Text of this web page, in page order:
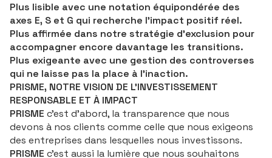
Plus lisible avec une notation équipondérée des
axes E, S et G qui recherche l’impact positif réel.
Plus affirmée dans notre stratégie d’exclusion pour
accompagner encore davantage les transitions.
Plus exigeante avec une gestion des controverses
qui ne laisse pas la place à l’inaction.
PRISME, NOTRE VISION DE L’INVESTISSEMENT
RESPONSABLE ET À IMPACT
PRISME c’est d’abord, la transparence que nous
devons à nos clients comme celle que nous exigeons
des entreprises dans lesquelles nous investissons.
PRISME c’est aussi la lumière que nous souhaitons